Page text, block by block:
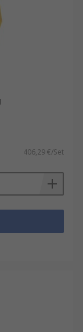
406,29 €/Set